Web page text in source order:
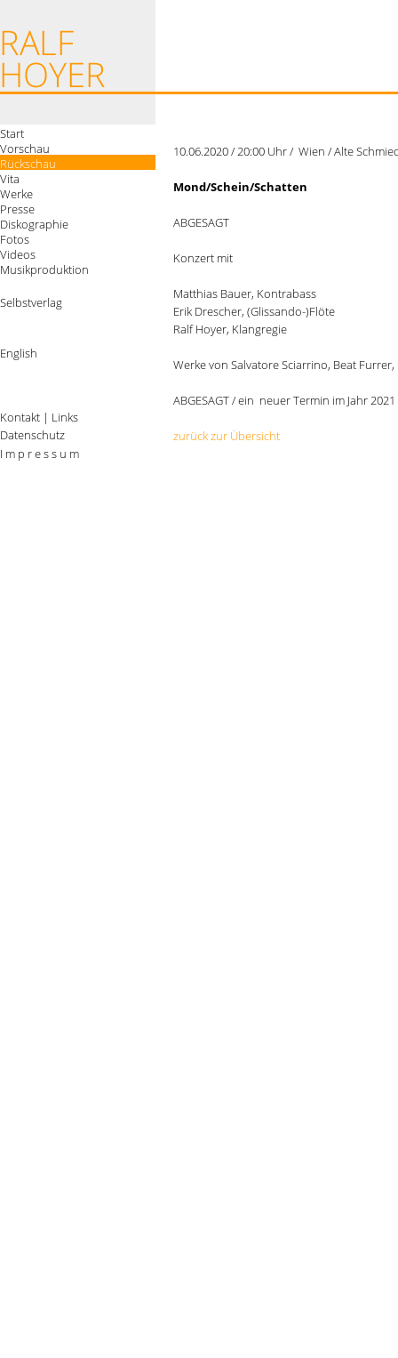
Start
Vorschau
Rückschau
Vita
Werke
Presse
Diskographie
Fotos
Videos
Musikproduktion
Selbstverlag
English
10.06.2020 / 20:00 Uhr / Wien / Alte
Mond/Schein/Schatten
ABGESAGT
Konzert mit
Matthias Bauer, Kontrabass
Erik Drescher, (Glissando-)Flöte
Ralf Hoyer, Klangregie
Werke von Salvatore Sciarrino, Beat
ABGESAGT / ein neuer Termin im Jahr
zurück zur Übersicht
Kontakt | Links
Datenschutz
I m p r e s s u m